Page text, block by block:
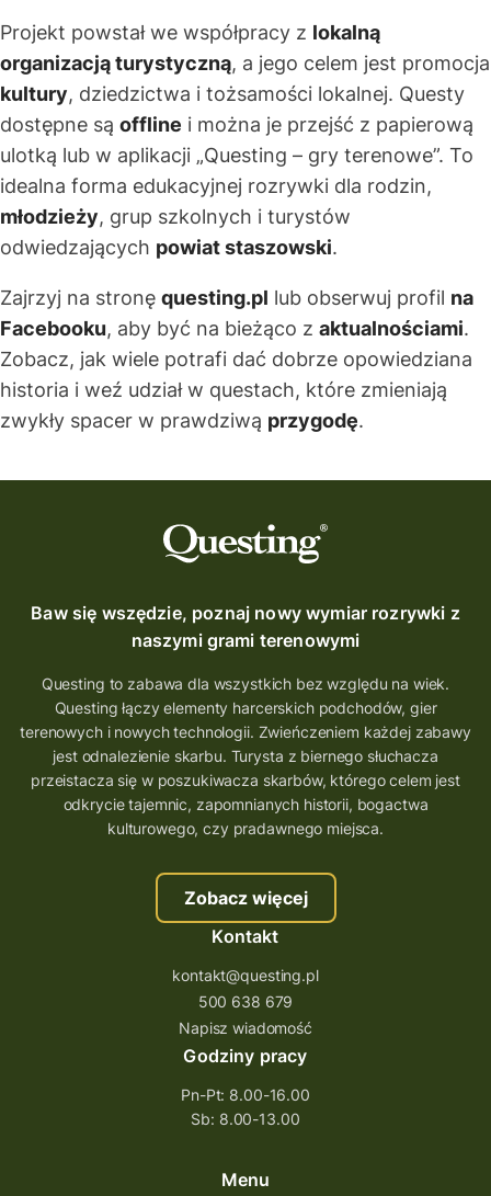
Projekt powstał we współpracy z lokalną
organizacją turystyczną, a jego celem jest promocja
kultury, dziedzictwa i tożsamości lokalnej. Questy
dostępne są offline i można je przejść z papierową
ulotką lub w aplikacji „Questing – gry terenowe”. To
idealna forma edukacyjnej rozrywki dla rodzin,
młodzieży, grup szkolnych i turystów
odwiedzających powiat staszowski.
Zajrzyj na stronę questing.pl lub obserwuj profil na
Facebooku, aby być na bieżąco z aktualnościami.
Zobacz, jak wiele potrafi dać dobrze opowiedziana
historia i weź udział w questach, które zmieniają
zwykły spacer w prawdziwą przygodę.
Baw się wszędzie, poznaj nowy wymiar rozrywki z
naszymi grami terenowymi
Questing to zabawa dla wszystkich bez względu na wiek.
Questing łączy elementy harcerskich podchodów, gier
terenowych i nowych technologii. Zwieńczeniem każdej zabawy
jest odnalezienie skarbu. Turysta z biernego słuchacza
przeistacza się w poszukiwacza skarbów, którego celem jest
odkrycie tajemnic, zapomnianych historii, bogactwa
kulturowego, czy pradawnego miejsca.
Zobacz więcej
Kontakt
kontakt@questing.pl
500 638 679
Napisz wiadomość
Godziny pracy
Pn-Pt: 8.00-16.00
Sb: 8.00-13.00
Menu